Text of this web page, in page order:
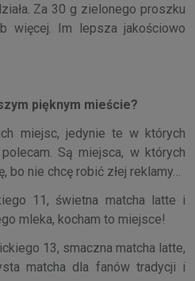
Za 30 g zielonego proszku
więcej. Im lepsza jakościowo
pięknym mieście?
miejsc, jedynie te w których
Są miejsca, w których
bo nie chcę robić złej reklamy…
11, świetna matcha latte i
mleka, kocham to miejsce!
13, smaczna matcha latte,
matcha dla fanów tradycji i